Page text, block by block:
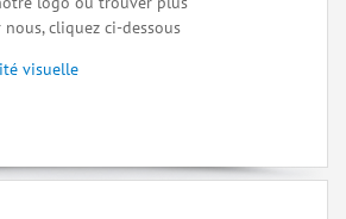
cliquez ci-dessous
visuelle